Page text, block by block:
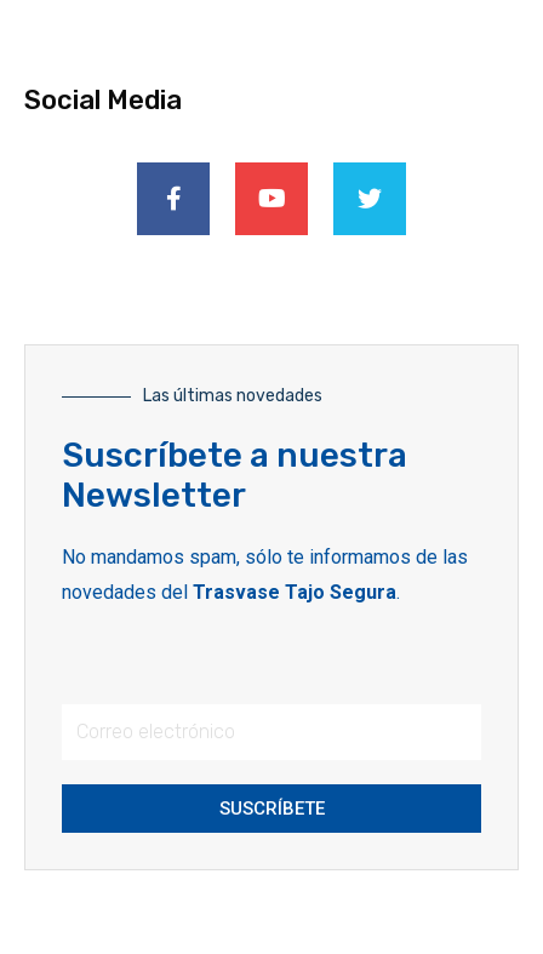
Social Media
Las últimas novedades
Suscríbete a nuestra
Newsletter
No mandamos spam, sólo te informamos de las
novedades del Trasvase Tajo Segura.
SUSCRÍBETE